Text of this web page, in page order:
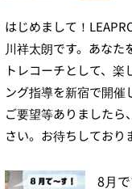
はじめまして！
川祥太朗です。あなた
トレコーチとして、
ング指導を新宿で開催
ご要望等ありましたら
さい。お待ちしており
8月で